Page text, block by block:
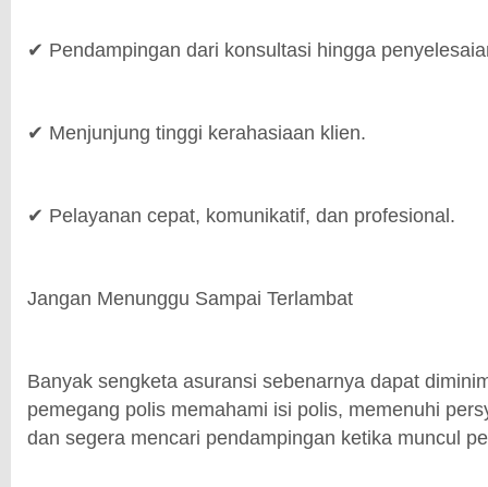
✔ Pendampingan dari konsultasi hingga
✔ Menjunjung tinggi kerahasiaan klien.
✔ Pelayanan cepat, komunikatif, dan profesional.
Jangan Menunggu Sampai Terlambat
Banyak sengketa asuransi sebenarnya dapat
pemegang polis memahami isi polis, memenuhi
dan segera mencari pendampingan ketika muncul